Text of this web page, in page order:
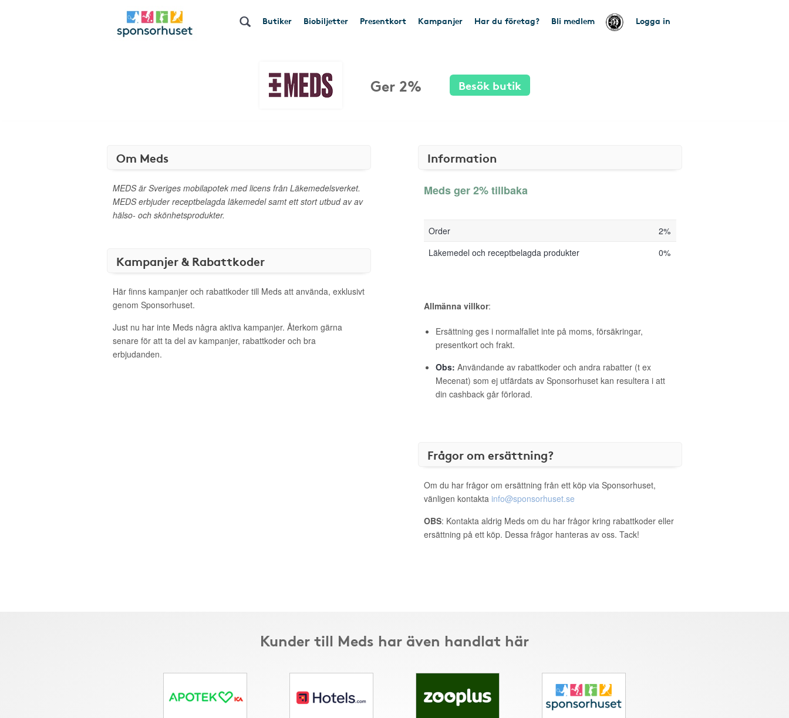
Butiker Biobiljetter Presentkort Kampanjer Har du företag? Bli medlem Logga in
Ger 2% Besök butik
Om Meds
MEDS är Sveriges mobilapotek med licens från Läkemedelsverket.
MEDS erbjuder receptbelagda läkemedel samt ett stort utbud av av
hälso- och skönhetsprodukter.
Kampanjer & Rabattkoder
Här finns kampanjer och rabattkoder till Meds att använda, exklusivt
genom Sponsorhuset.
Just nu har inte Meds några aktiva kampanjer. Återkom gärna
senare för att ta del av kampanjer, rabattkoder och bra
erbjudanden.
Information
Meds ger 2% tillbaka
Order
2%
Läkemedel och receptbelagda produkter
0%
Allmänna villkor:
Ersättning ges i normalfallet inte på moms, försäkringar,
presentkort och frakt.
Obs: Användande av rabattkoder och andra rabatter (t ex
Mecenat) som ej utfärdats av Sponsorhuset kan resultera i att
din cashback går förlorad.
Frågor om ersättning?
Om du har frågor om ersättning från ett köp via Sponsorhuset,
vänligen kontakta info@sponsorhuset.se
OBS: Kontakta aldrig Meds om du har frågor kring rabattkoder eller
ersättning på ett köp. Dessa frågor hanteras av oss. Tack!
Kunder till Meds har även handlat här